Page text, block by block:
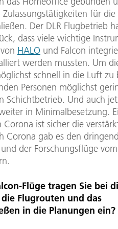
für die
Der DLR Flugbetrieb
dass viele wichtige
HALO und Falcon
werden mussten. Um
schnell in die Luft zu
Personen möglichst
Schichtbetrieb. Und auch
in Minimalbesetzung.
ist sicher die
gab es den
der Forschungsflüge vom
Flüge tragen Sie bei
Flugrouten und das
in die Planungen ein?